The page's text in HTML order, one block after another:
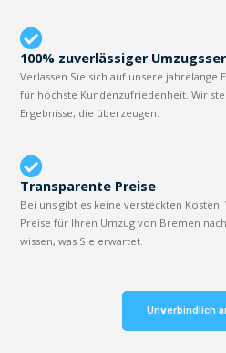
100% zuverlässiger
Verlassen Sie sich auf unsere jahrelange
für höchste Kundenzufriedenheit. Wir
Ergebnisse, die überzeugen.
Transparente Preise
Bei uns gibt es keine versteckten
Preise für Ihren Umzug von Bremen
wissen, was Sie erwartet.
Unverbindlich